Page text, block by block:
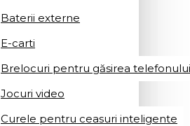
Baterii externe
E-carti
Brelocuri pentru găsirea telefonului
Jocuri video
Curele pentru ceasuri inteligente